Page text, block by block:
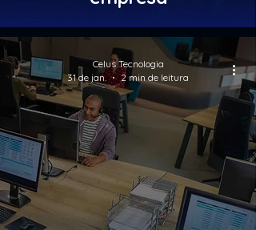
Celus Tecnologia
31 de jan.
2 min de leitura